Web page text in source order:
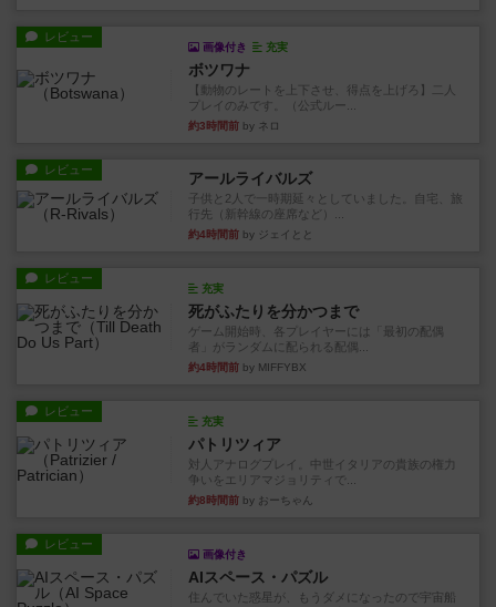
レビュー
画像付き 充実
ボツワナ
【動物のレートを上下させ、得点を上げろ】二人
プレイのみです。（公式ルー...
約3時間前 by ネロ
レビュー アールライバルズ
子供と2人で一時期延々としていました。自宅、旅
行先（新幹線の座席など）...
約4時間前 by ジェイとと
レビュー
充実
死がふたりを分かつまで
ゲーム開始時、各プレイヤーには「最初の配偶
者」がランダムに配られる配偶...
約4時間前 by MIFFYBX
レビュー
充実
パトリツィア
対人アナログプレイ。中世イタリアの貴族の権力
争いをエリアマジョリティで...
約8時間前 by おーちゃん
レビュー
画像付き
AIスペース・パズル
住んでいた惑星が、もうダメになったので宇宙船